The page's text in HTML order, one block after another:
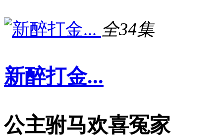
全34集
新醉打金...
公主驸马欢喜冤家